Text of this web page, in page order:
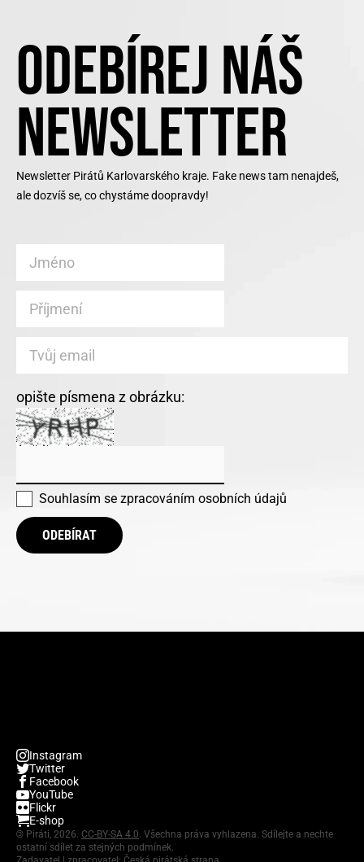
ODEBÍREJ NÁŠ
NEWSLETTER
Newsletter Pirátů Karlovarského kraje. Fake news tam nenajdeš,
ale dozvíš se, co chystáme doopravdy!
opište písmena z obrázku:
Souhlasím se zpracováním osobních údajů
ODEBÍRAT
Instagram
Twitter
Facebook
YouTube
Flickr
E-shop
© Piráti, 2026. CC-BY-SA 4.0. Všechna práva vyhlazena. Sdílejte a nechte
ostatní sdílet za stejných podmínek.